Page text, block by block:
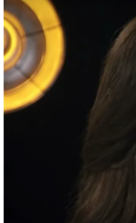
स
म
सा
म
यि